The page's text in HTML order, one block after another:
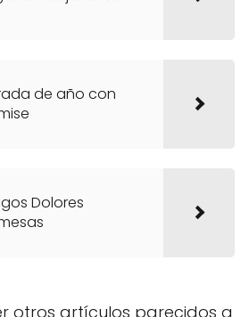
de año con
Dolores
otros artículos parecidos a